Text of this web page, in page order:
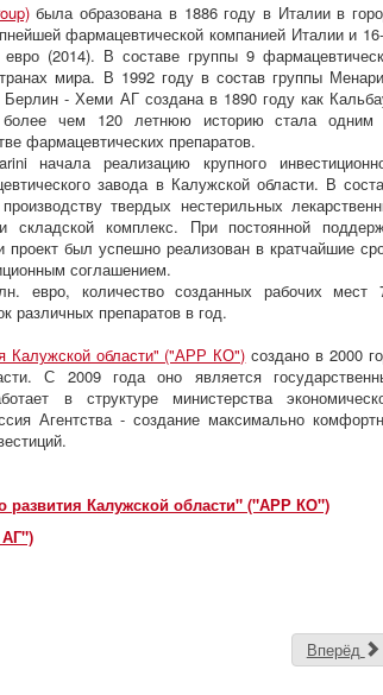
была образована в 1886 году в Италии в
фармацевтической компанией Италии и
(2014). В составе группы 9
мира. В 1992 году в состав группы
- Хеми АГ создана в 1890 году как
более чем 120 летнюю историю стала одним
фармацевтических препаратов.
начала реализацию крупного
завода в Калужской области. В
твердых нестерильных
комплекс. При постоянной
проект был успешно реализован в кратчайшие
соглашением.
евро, количество созданных рабочих мест
различных препаратов в год.
Калужской области" ("АРР КО") создано в 2000
С 2009 года оно является
в структуре министерства
Агентства - создание максимально
развития Калужской области" ("АРР КО")
Вперёд